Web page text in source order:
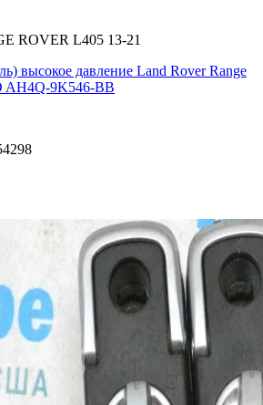
ROVER L405 13-21
высокое давление Land Rover Range
AH4Q-9K546-BB